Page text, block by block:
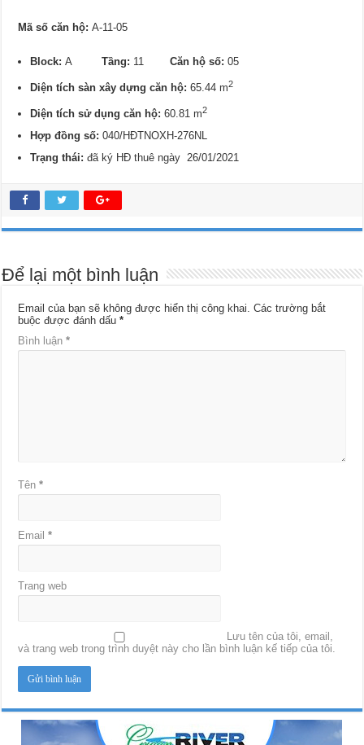
Mã số căn hộ:A-11-05
Block:ATầng: 11Căn hộ số:05
Diện tích sàn xây dựng căn hộ: 65.44 m2
Diện tích sử dụng căn hộ: 60.81 m2
Hợp đồng số:040/HĐTNOXH-276NL
Trạng thái:đã ký HĐ thuê ngày 26/01/2021
Để lại một bình luận
Email của bạn sẽ không được hiển thị công khai. Các trường bắt
buộc được đánh dấu*
Bình luận*
Tên*
Email*
Trang web
Lưu tên của tôi, email,
và trang web trong trình duyệt này cho lần bình luận kế tiếp của tôi.